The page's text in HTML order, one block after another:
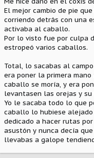
El mejor cambio de pie
corriendo detrás con una
activaba al caballo.
Por lo visto fue por culpa
estropeó varios caballos.
Total, lo sacabas al
era poner la primera
caballo se moría, y era
levantasen las orejas y
Yo le sacaba todo lo que
caballo lo hubiese
dedicado a hacer rutas
asustón y nunca decía
llevabas a galope